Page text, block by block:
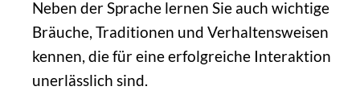
Neben der Sprache lernen Sie auch wichtige
Bräuche, Traditionen und Verhaltensweisen
kennen, die für eine erfolgreiche Interaktion
unerlässlich sind.